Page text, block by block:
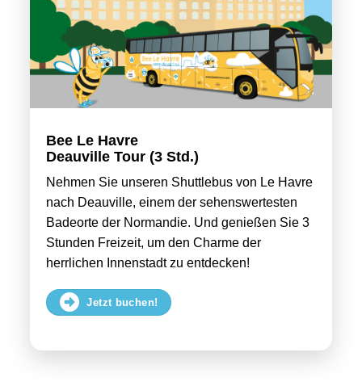
Bee Le Havre
Deauville Tour (3 Std.)
Nehmen Sie unseren Shuttlebus von Le Havre
nach Deauville, einem der sehenswertesten
Badeorte der Normandie. Und genießen Sie 3
Stunden Freizeit, um den Charme der
herrlichen Innenstadt zu entdecken!
Jetzt buchen!